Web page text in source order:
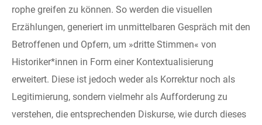
rophe greifen zu können. So werden die visuellen
Erzählungen, generiert im unmittelbaren Gespräch mit den
Betroffenen und Opfern, um »dritte Stimmen« von
Historiker*innen in Form einer Kontextualisierung
erweitert. Diese ist jedoch weder als Korrektur noch als
Legitimierung, sondern vielmehr als Aufforderung zu
verstehen, die entsprechenden Diskurse, wie durch dieses